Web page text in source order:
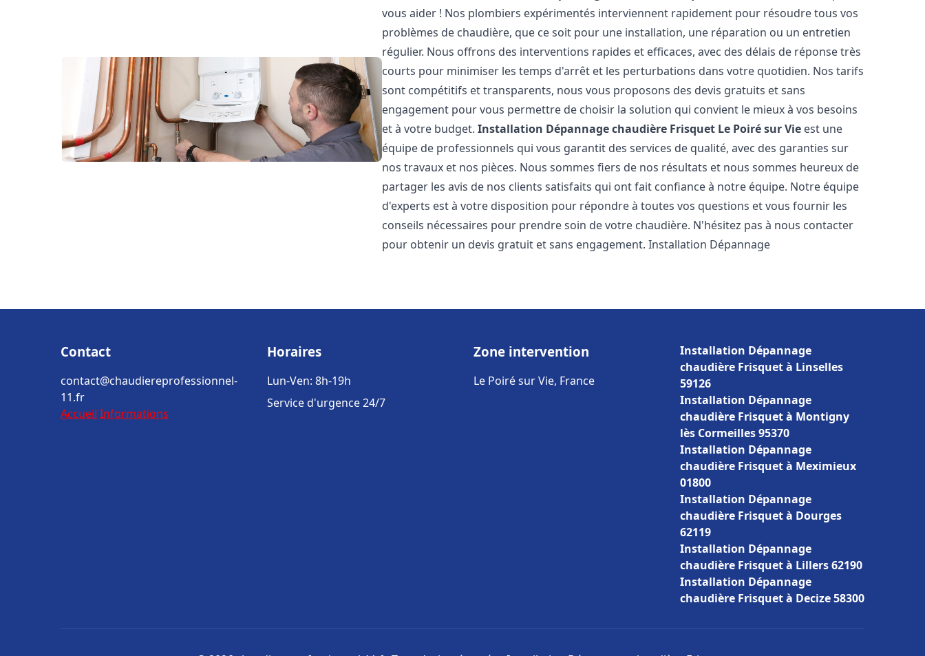
vous aider ! Nos plombiers expérimentés interviennent rapidement pour résoudre tous vos
problèmes de chaudière, que ce soit pour une installation, une réparation ou un entretien
régulier. Nous offrons des interventions rapides et efficaces, avec des délais de réponse très
courts pour minimiser les temps d'arrêt et les perturbations dans votre quotidien. Nos tarifs
sont compétitifs et transparents, nous vous proposons des devis gratuits et sans
engagement pour vous permettre de choisir la solution qui convient le mieux à vos besoins
et à votre budget.Installation Dépannage chaudière Frisquet Le Poiré sur Vie est une
équipe de professionnels qui vous garantit des services de qualité, avec des garanties sur
nos travaux et nos pièces. Nous sommes fiers de nos résultats et nous sommes heureux de
partager les avis de nos clients satisfaits qui ont fait confiance à notre équipe. Notre équipe
d'experts est à votre disposition pour répondre à toutes vos questions et vous fournir les
conseils nécessaires pour prendre soin de votre chaudière. N'hésitez pas à nous contacter
pour obtenir un devis gratuit et sans engagement. Installation Dépannage
Contact
contact@chaudiereprofessionnel-
11.fr
Accueil Informations
Horaires
Lun-Ven: 8h-19h
Service d'urgence 24/7
Zone intervention
Le Poiré sur Vie, France
Installation Dépannage
chaudière Frisquet à Linselles
59126
Installation Dépannage
chaudière Frisquet à Montigny
lès Cormeilles 95370
Installation Dépannage
chaudière Frisquet à Meximieux
01800
Installation Dépannage
chaudière Frisquet à Dourges
62119
Installation Dépannage
chaudière Frisquet à Lillers 62190
Installation Dépannage
chaudière Frisquet à Decize 58300